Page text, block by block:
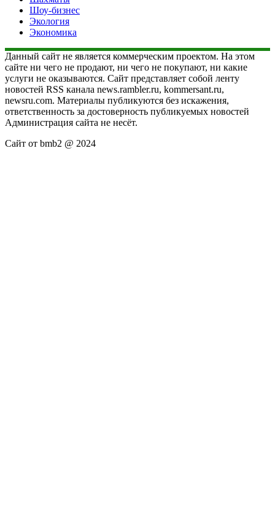
Шоу-бизнес
Экология
Экономика
Данный сайт не является коммерческим проектом. На этом
сайте ни чего не продают, ни чего не покупают, ни какие
услуги не оказываются. Сайт представляет собой ленту
новостей RSS канала news.rambler.ru, kommersant.ru,
newsru.com. Материалы публикуются без искажения,
ответственность за достоверность публикуемых новостей
Администрация сайта не несёт.
Сайт от bmb2 @ 2024